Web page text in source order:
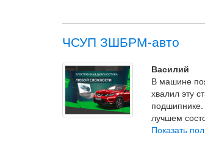
ЧСУП ЗШБРМ-авто
Василий
В машине
хвалил эту
лучшем
сделать
Показать